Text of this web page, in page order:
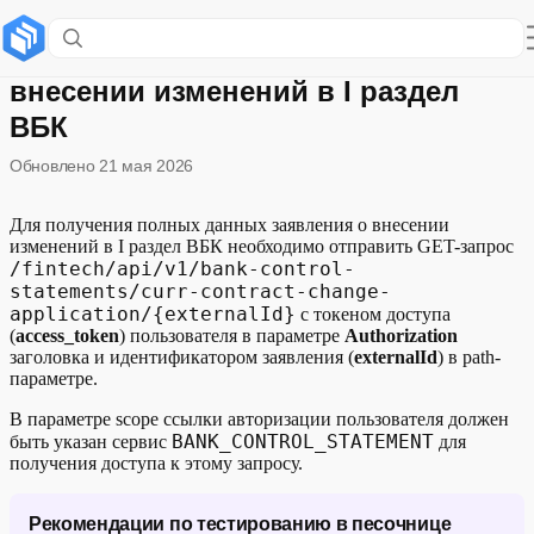
Получение документа Заявление о
внесении изменений в I раздел
ВБК
Обновлено 21 мая 2026
Для получения полных данных заявления о внесении
изменений в I раздел ВБК необходимо отправить GET-запрос
/fintech/api/v1/bank-control-
statements/curr-contract-change-
application/{externalId} с токеном доступа
(access_token) пользователя в параметре Authorization
заголовка и идентификатором заявления (externalId) в path-
параметре.
В параметре scope ссылки авторизации пользователя должен
быть указан сервис BANK_CONTROL_STATEMENT для
получения доступа к этому запросу.
Рекомендации по тестированию в песочнице